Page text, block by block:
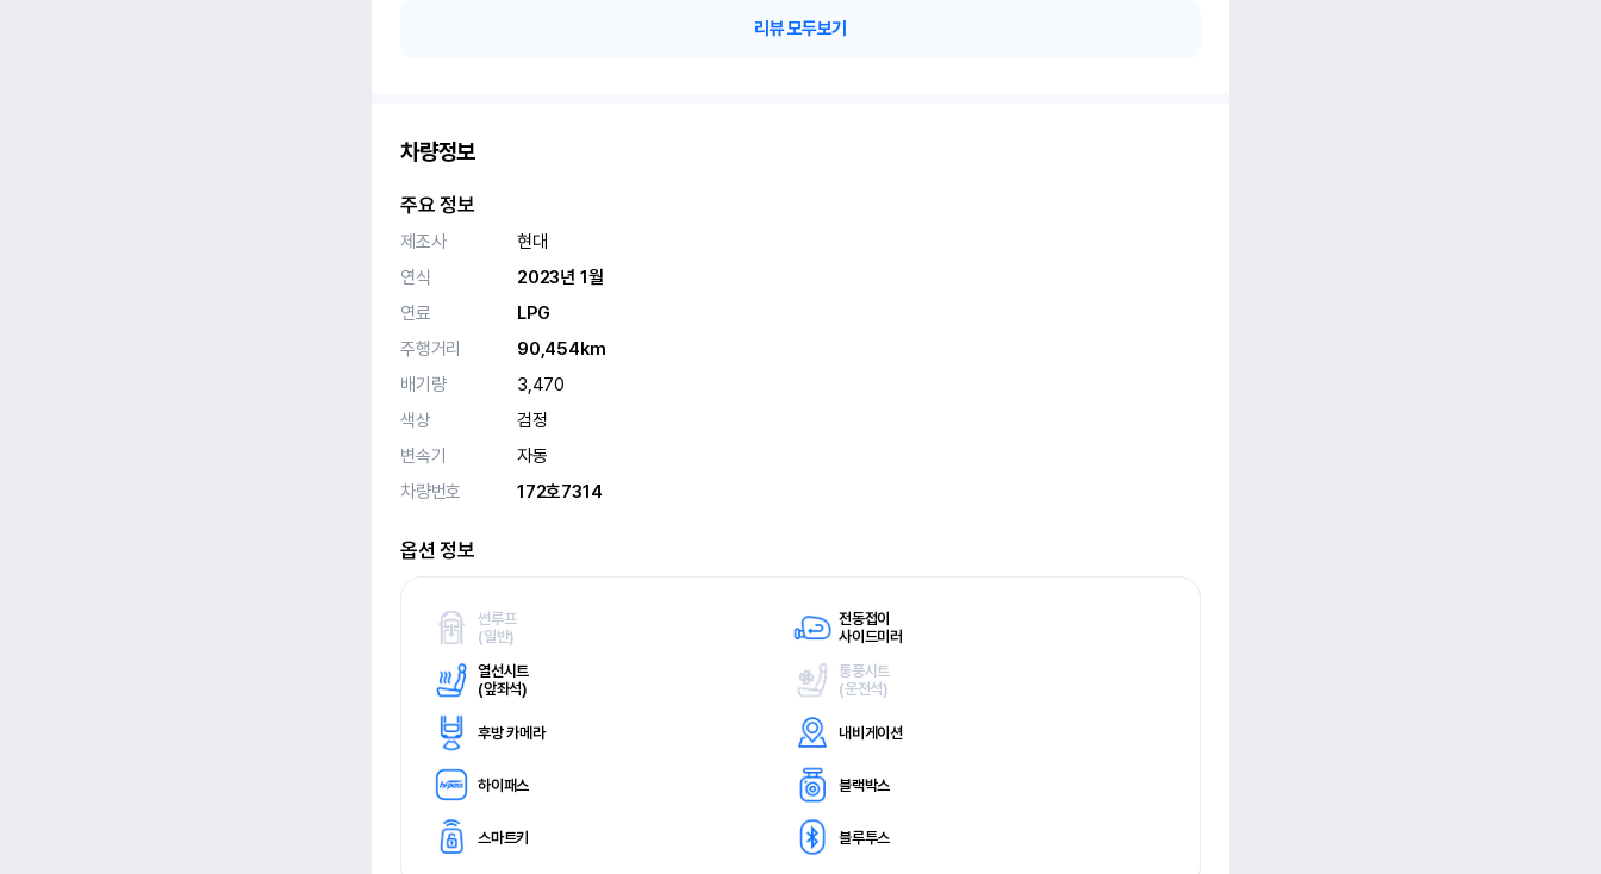
리뷰 모두보기
차량정보
주요 정보
제조사
현대
연식
2023년 1월
연료
LPG
주행거리
90,454km
배기량
3,470
색상
검정
변속기
자동
차량번호
172호7314
옵션 정보
썬루프
(일반)
전동접이
사이드미러
열선시트
(앞좌석)
통풍시트
(운전석)
후방 카메라 내비게이션
하이패스 블랙박스
스마트키 블루투스